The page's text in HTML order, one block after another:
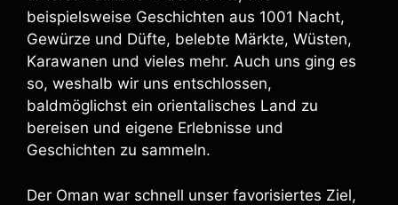
beispielsweise Geschichten aus 1001 Nacht,
Gewürze und Düfte, belebte Märkte, Wüsten,
Karawanen und vieles mehr. Auch uns ging es
so, weshalb wir uns entschlossen,
baldmöglichst ein orientalisches Land zu
bereisen und eigene Erlebnisse und
Geschichten zu sammeln.
Der Oman war schnell unser favorisiertes Ziel,